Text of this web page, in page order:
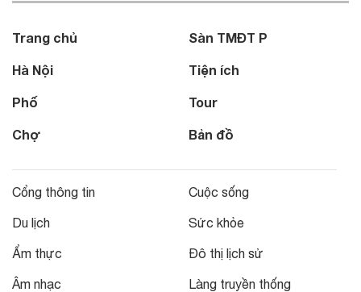
Trang chủ
Hà Nội
Phố
Chợ
Sàn TMĐT P
Tiện ích
Tour
Bản đồ
Cổng thông tin
Du lịch
Ẩm thực
Âm nhạc
Cuộc sống
Sức khỏe
Đô thị lịch sử
Làng truyền thống